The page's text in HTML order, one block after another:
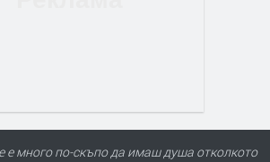
е много по-скъпо да имаш душа отколкото